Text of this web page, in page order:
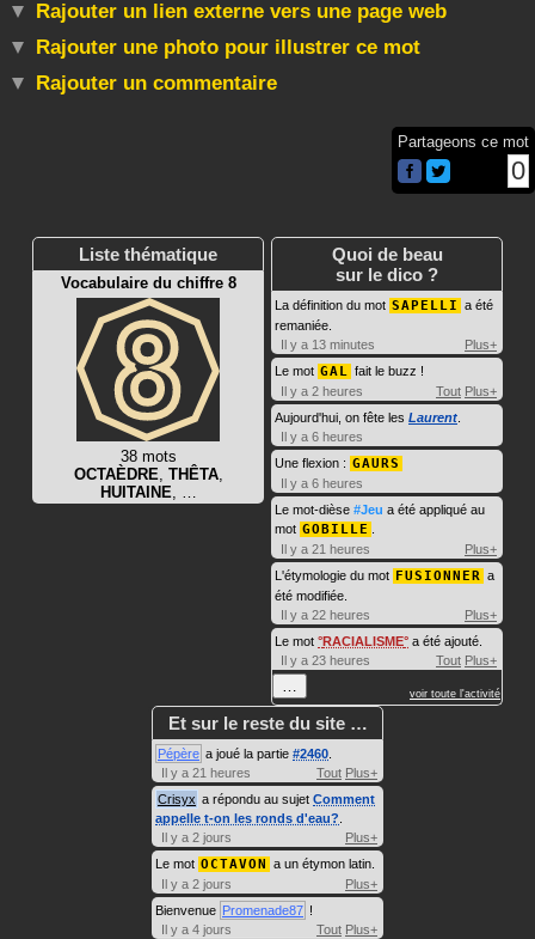
Rajouter un lien externe vers une page web
Rajouter une photo pour illustrer ce mot
Rajouter un commentaire
Partageons ce mot
0
Liste thématique
Vocabulaire du chiffre 8
38 mots
OCTAÈDRE, THÊTA,
HUITAINE, …
Quoi de beau
sur le dico ?
La définition du mot SAPELLI a été
remaniée.
Il y a 13 minutes
Plus+
Le mot GAL fait le buzz !
Il y a 2 heures
Tout Plus+
Aujourd'hui, on fête les Laurent
Il y a 6 heures
Une flexion : GAURS
Il y a 6 heures
Le mot-dièse #Jeu a été appliqué au
mot GOBILLE
Il y a 21 heures
Plus+
L'étymologie du mot FUSIONNER a
été modifiée.
Il y a 22 heures
Plus+
Le mot RACIALISME a été ajouté.
Il y a 23 heures
Tout Plus+
… voir toute l'activité
Et sur le reste du site …
Pépère a joué la partie #2460
Il y a 21 heures
Tout Plus+
Crisyx a répondu au sujet Comment
appelle t-on les ronds d'eau?
Il y a 2 jours
Plus+
Le mot OCTAVON a un étymon latin.
Il y a 2 jours
Plus+
Bienvenue Promenade87 !
Il y a 4 jours
Tout Plus+